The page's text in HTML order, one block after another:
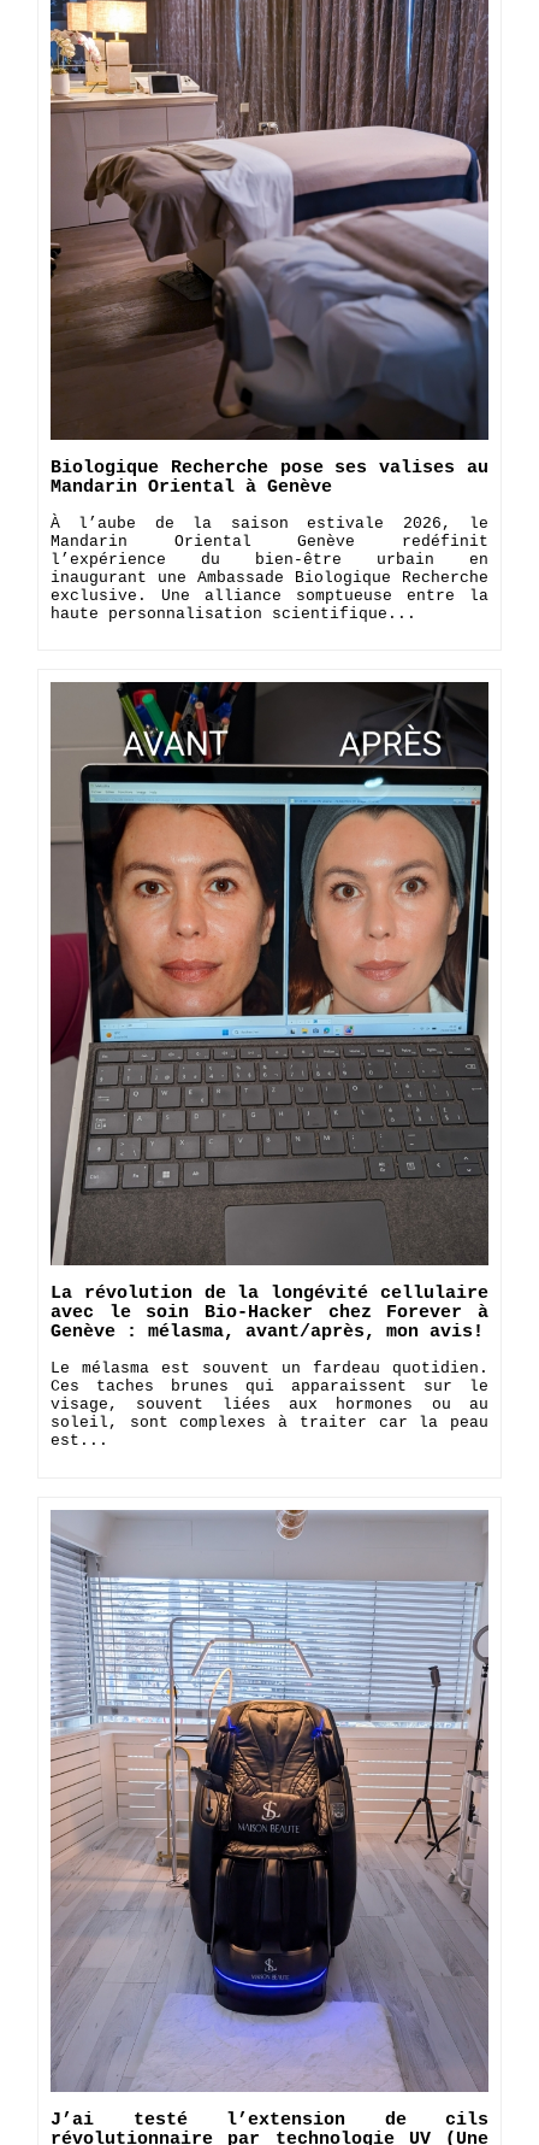
Biologique Recherche pose ses valises au
Mandarin Oriental à Genève
À l’aube de la saison estivale 2026, le
Mandarin Oriental Genève redéfinit
l’expérience du bien-être urbain en
inaugurant une Ambassade Biologique Recherche
exclusive. Une alliance somptueuse entre la
haute personnalisation scientifique...
La révolution de la longévité cellulaire
avec le soin Bio-Hacker chez Forever à
Genève : mélasma, avant/après, mon avis!
Le mélasma est souvent un fardeau quotidien.
Ces taches brunes qui apparaissent sur le
visage, souvent liées aux hormones ou au
soleil, sont complexes à traiter car la peau
est...
J’ai testé l’extension de cils
révolutionnaire par technologie UV (Une